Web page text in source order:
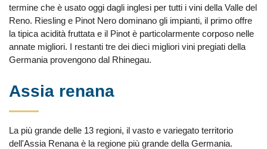
termine che è usato oggi dagli inglesi per tutti i vini della Valle del
Reno. Riesling e Pinot Nero dominano gli impianti, il primo offre
la tipica acidità fruttata e il Pinot è particolarmente corposo nelle
annate migliori. I restanti tre dei dieci migliori vini pregiati della
Germania provengono dal Rhinegau.
Assia renana
La più grande delle 13 regioni, il vasto e variegato territorio
dell'Assia Renana è la regione più grande della Germania.